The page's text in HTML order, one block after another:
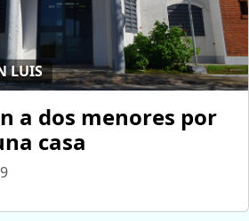
LUIS
a dos menores por
casa